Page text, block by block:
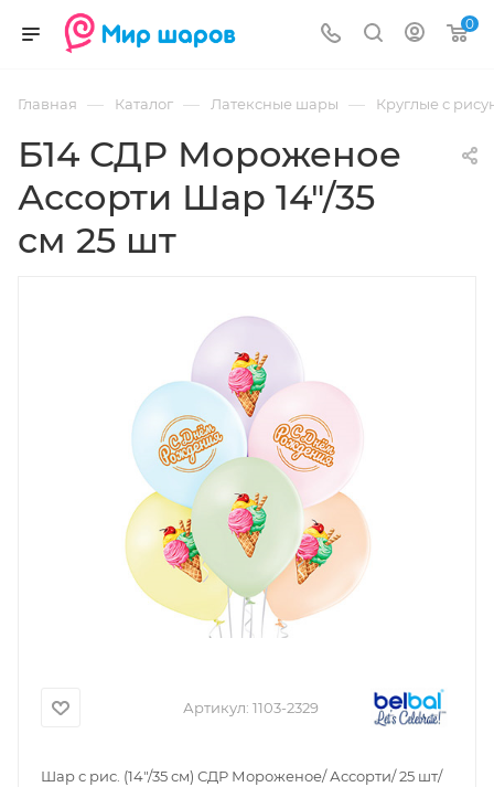
0
Главная — Каталог — Латексные шары — Круглые с
Б14 СДР Мороженое
Ассорти Шар 14"/35
см 25 шт
Артикул: 1103-2329
Шар с рис. (14"/35 см) СДР Мороженое/ Ассорти/ 25 шт/